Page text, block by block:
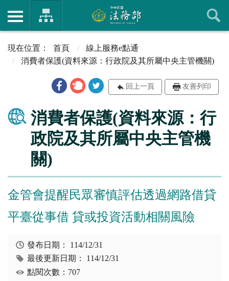
首頁
線上服務e點通
消費者保護(資料來源：行政院及其所屬中央主管機關)
回上一頁 友善列印
消費者保護(資料來源：行
政院及其所屬中央主管機
關)
金管會提醒民眾審慎評估透過網路借貸
平臺從事借 貸或投資活動相關風險
發布日期： 114/12/31
最後更新日期： 114/12/31
點閱次數：707